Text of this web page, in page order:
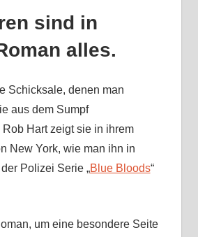
sind in
alles.
Schicksale, denen man
aus dem Sumpf
Rob Hart zeigt sie in ihrem
New York, wie man ihn in
Polizei Serie „Blue Bloods“
um eine besondere Seite